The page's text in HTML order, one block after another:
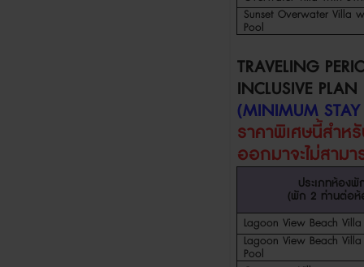
Sunset Overwater Villa
Pool
TRAVELING
INCLUSIVE PLAN
(MINIMUM
ราคาพิเศษนี้สำห
ออกมาจะไม่สาม
ประเภทห้องพั
(พัก 2 ท่านต่อห้
Lagoon View Beach Villa
Lagoon View Beach
Pool